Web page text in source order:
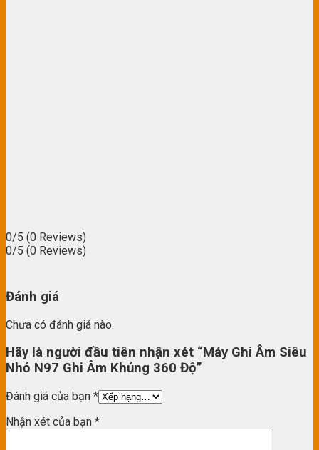
0/5 (0 Reviews)
0/5 (0 Reviews)
Đánh giá
Chưa có đánh giá nào.
Hãy là người đầu tiên nhận xét “Máy Ghi Âm Siêu
Nhỏ N97 Ghi Âm Khủng 360 Độ”
Đánh giá của bạn *
Nhận xét của bạn *